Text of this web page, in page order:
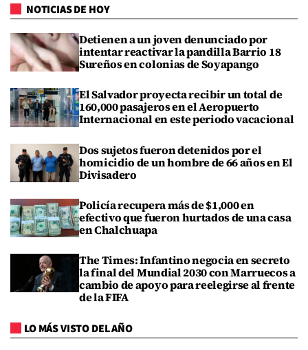
NOTICIAS DE HOY
Detienen a un joven denunciado por
intentar reactivar la pandilla Barrio 18
Sureños en colonias de Soyapango
El Salvador proyecta recibir un total de
160,000 pasajeros en el Aeropuerto
Internacional en este periodo vacacional
Dos sujetos fueron detenidos por el
homicidio de un hombre de 66 años en El
Divisadero
Policía recupera más de $1,000 en
efectivo que fueron hurtados de una casa
en Chalchuapa
The Times: Infantino negocia en secreto
la final del Mundial 2030 con Marruecos a
cambio de apoyo para reelegirse al frente
de la FIFA
LO MÁS VISTO DEL AÑO